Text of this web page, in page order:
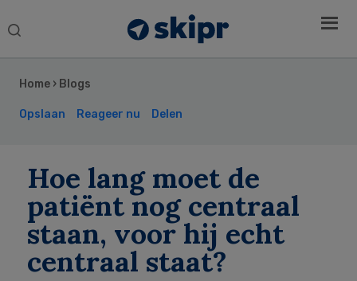
Search
Home › Blogs
Opslaan Reageer nu Delen
Hoe lang moet de
patiënt nog centraal
staan, voor hij echt
centraal staat?
Sidebar